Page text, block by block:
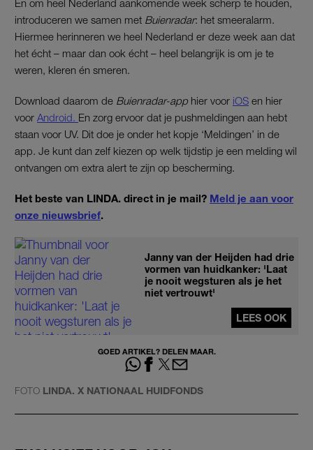
En om heel Nederland aankomende week scherp te houden,
introduceren we samen met Buienradar: het smeeralarm.
Hiermee herinneren we heel Nederland er deze week aan dat
het écht – maar dan ook écht – heel belangrijk is om je te
weren, kleren én smeren.
Download daarom de Buienradar-app hier voor iOS en hier
voor Android. En zorg ervoor dat je pushmeldingen aan hebt
staan voor UV. Dit doe je onder het kopje ‘Meldingen’ in de
app. Je kunt dan zelf kiezen op welk tijdstip je een melding wil
ontvangen om extra alert te zijn op bescherming.
Het beste van LINDA. direct in je mail? Meld je aan voor
onze nieuwsbrief.
Janny van der Heijden had drie
vormen van huidkanker: 'Laat
je nooit wegsturen als je het
niet vertrouwt'
LEES OOK
GOED ARTIKEL? DELEN MAAR.
FOTO LINDA. X NATIONAAL HUIDFONDS